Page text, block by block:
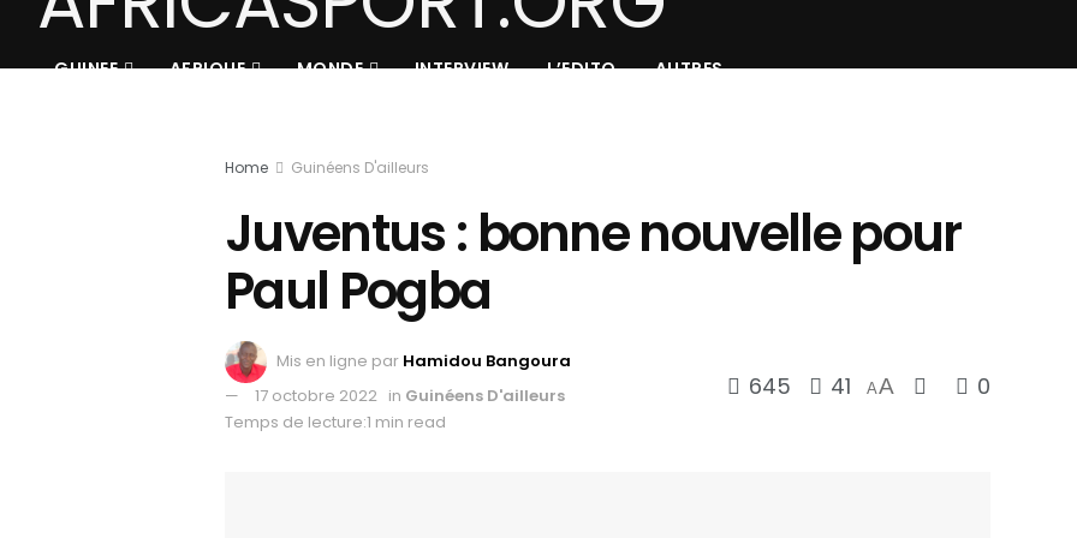
GUINEE AFRIQUE MONDE INTERVIEW L’EDITO AUTRES
Home Guinéens D'ailleurs
Juventus : bonne nouvelle pour
Paul Pogba
Mis en ligne par Hamidou Bangoura
17 octobre 2022 in Guinéens D'ailleurs
Temps de lecture:1 min read
645 41 AA 0